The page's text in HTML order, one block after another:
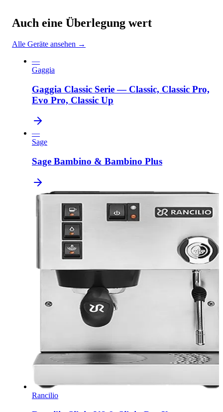
Auch eine Überlegung wert
Alle Geräte ansehen →
—
Gaggia
Gaggia Classic Serie — Classic, Classic Pro,
Evo Pro, Classic Up
—
Sage
Sage Bambino & Bambino Plus
Rancilio